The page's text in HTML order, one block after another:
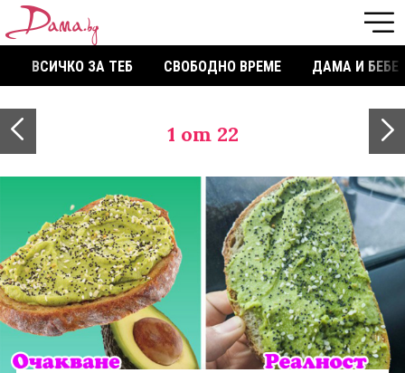
ВСИЧКО ЗА ТЕБ СВОБОДНО ВРЕМЕ ДАМА И БЕБЕ
1 от 22